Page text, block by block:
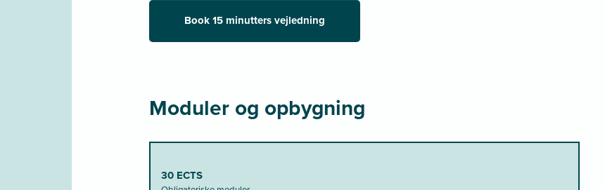
Book 15 minutters vejledning
Moduler og opbygning
30 ECTS